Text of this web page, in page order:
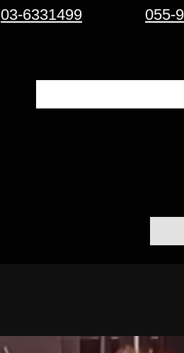
03-6331499 055-